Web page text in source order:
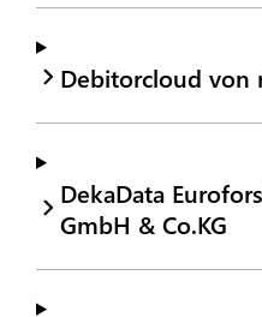
Debitorcloud von
DekaData
GmbH & Co.KG